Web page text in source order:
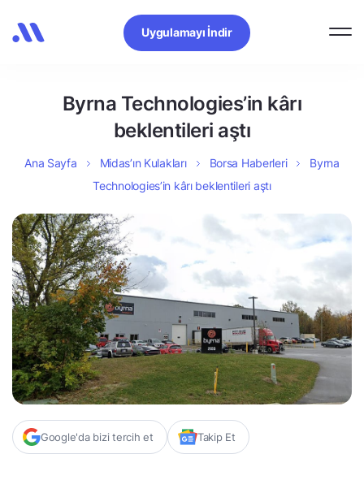
Uygulamayı İndir
Byrna Technologies’in kârı
beklentileri aştı
Ana Sayfa Midas’ın Kulakları Borsa Haberleri
Byrna
Technologies’in kârı beklentileri aştı
Google'da bizi tercih et Takip Et